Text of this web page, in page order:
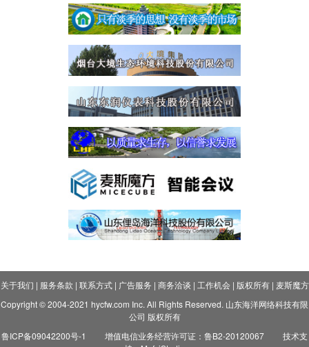
关于我们 | 服务条款 | 联系方式| 广告服务 | 商务洽谈 | 工作机会| 版权所有| 麦斯魔方
Copyright © 2004-2021 hycfw.com Inc. All Rights Reserved. 山东海洋网络科技有限
公司 版权所有
鲁ICP备09042200号-1
增值电信业务经营许可证：鲁B2-20120067
技术支